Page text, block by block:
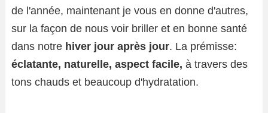
de l'année, maintenant je vous en donne d'autres,
sur la façon de nous voir briller et en bonne santé
dans notre hiver jour après jour. La prémisse:
éclatante, naturelle, aspect facile, à travers des
tons chauds et beaucoup d'hydratation.